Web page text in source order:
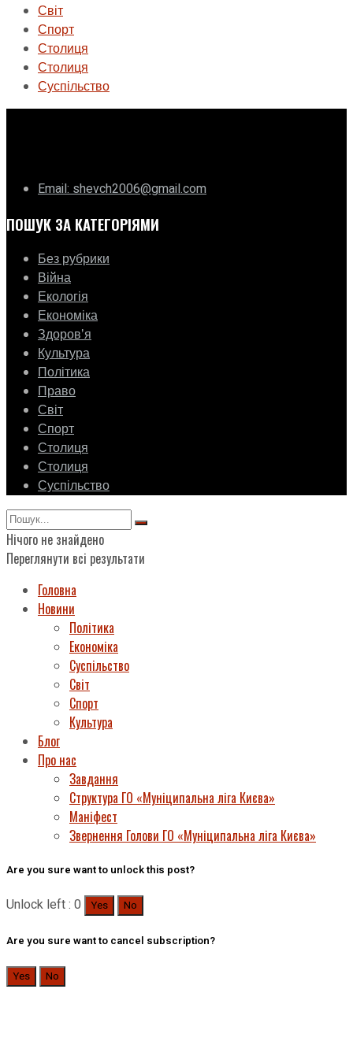
Світ
Спорт
Столиця
Столиця
Суспільство
Email: shevch2006@gmail.com
ПОШУК ЗА КАТЕГОРІЯМИ
Без рубрики
Війна
Екологія
Економіка
Здоровʼя
Культура
Політика
Право
Світ
Спорт
Столиця
Столиця
Суспільство
Нічого не знайдено
Переглянути всі результати
Головна
Новини
Політика
Економіка
Суспільство
Світ
Спорт
Культура
Блог
Про нас
Завдання
Структура ГО «Муніципальна ліга Києва»
Маніфест
Звернення Голови ГО «Муніципальна ліга Києва»
Are you sure want to unlock this post?
Unlock left : 0 Yes No
Are you sure want to cancel subscription?
Yes No